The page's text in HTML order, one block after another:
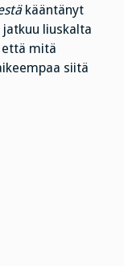
kääntänyt
jatkuu liuskalta
että mitä
siitä